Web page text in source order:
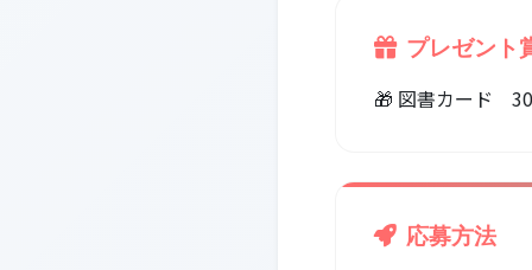
プレゼント
🎁 図書カード
応募方法